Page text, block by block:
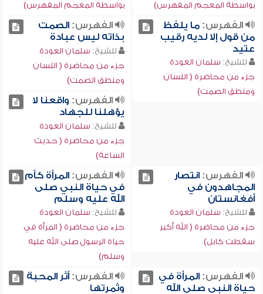
بواسطة المعجم المفهرس)
بواسطة المعجم المفهرس)
الفهرس:ما يلفظ
من قول إلا لديه رقيب
عتيد
للشيخ: سلمان العودة
جزء من محاضرة ( اللسان
ومنطق الصمت)
الفهرس:الصمت
بذاته ليس عبادة
للشيخ: سلمان العودة
جزء من محاضرة ( اللسان
ومنطق الصمت)
الفهرس: واقعنا لا
يؤهلنا للجهاد
للشيخ: سلمان العودة
جزء من محاضرة ( حديث
الساعة)
الفهرس:انتصار
المجاهدون في
أفغانستان
للشيخ: سلمان العودة
جزء من محاضرة ( الله أكبر
سقطت كابل)
الفهرس:المرأة كأم
في حياة النبي صلى
الله عليه وسلم
للشيخ: سلمان العودة
جزء من محاضرة ( المرأة في
حياة الرسول صلى الله عليه
وسلم)
الفهرس:المرأة في
حياة النبي صلى الله
الفهرس:أثر المحبة
وثمرتها